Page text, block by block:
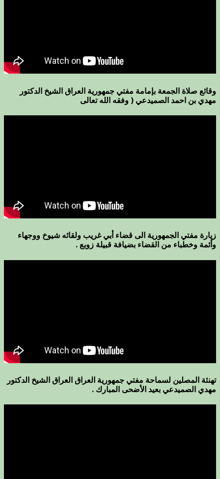
وقائع صلاة الجمعة بإمامة مفتي جمهورية العراق الشيخ الدكتور
مهدي بن احمد الصميدعي ( وفقه الله تعالى
زيارة مفتي الجمهورية الى قضاء أبي غريب ولقائه شيوخ ووجهاء
وأئمة وخطباء من القضاء بضيافة قبيلة زوبع .
تهنئة المصلين لسماحة مفتي جمهورية العراق العراق الشيخ الدكتور
مهدي الصميدعي بعيد الأضحى المبارك .